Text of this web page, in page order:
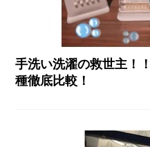
手洗い洗濯の救世主！
種徹底比較！